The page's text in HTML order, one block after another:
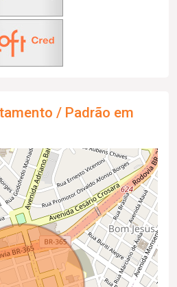
/ Padrão em